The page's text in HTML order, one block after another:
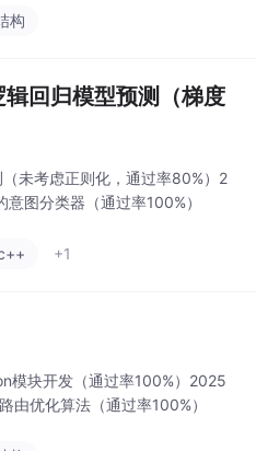
构
辑回归模型预测（梯度
未考虑正则化，通过率80%）2
图分类器（通过率100%）
+1
模块开发（通过率100%）2025
由优化算法（通过率100%）